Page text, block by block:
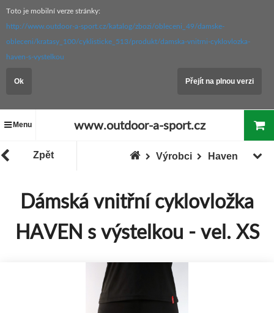
Toto je mobilní verze stránky:
http://www.outdoor-a-sport.cz/katalog/zbozi/obleceni_49/damske-
obleceni/kratasy_100/cyklisticke_513/produkt/damska-vnitrni-cyklovlozka-
haven-s-vystelkou
Ok Přejít na plnou verzi
Menu www.outdoor-a-sport.cz
Zpět Haven
Výrobci
Dámská vnitřní cyklovložka
HAVEN s výstelkou - vel. XS